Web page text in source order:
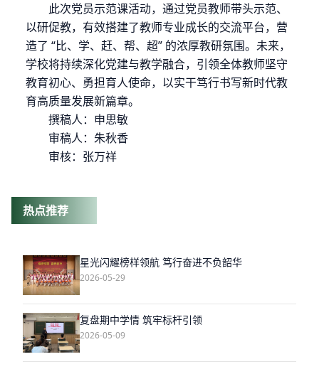
此次党员示范课活动，通过党员教师带头示范、
以研促教，有效搭建了教师专业成长的交流平台，营
造了 “比、学、赶、帮、超” 的浓厚教研氛围。未来，
学校将持续深化党建与教学融合，引领全体教师坚守
教育初心、勇担育人使命，以实干笃行书写新时代教
育高质量发展新篇章。
撰稿人：申思敏
审稿人：朱秋香
审核：张万祥
热点推荐
星光闪耀榜样领航 笃行奋进不负韶华
2026-05-29
复盘期中学情 筑牢标杆引领
2026-05-09